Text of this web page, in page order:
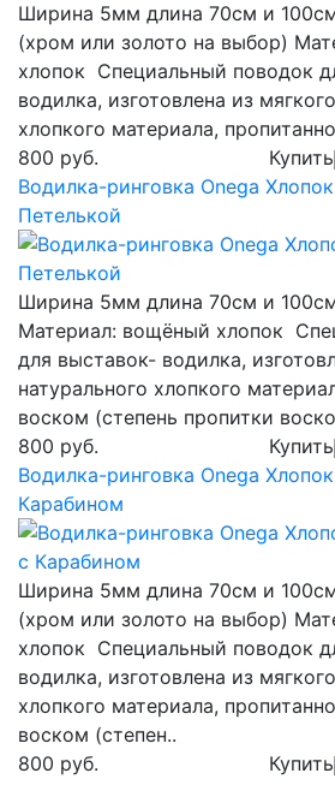
Ширина 5мм длина 70см и
(хром или золото на выбор)
хлопок Специальный поводок
водилка, изготовлена из
хлопкого материала,
800 руб.
Купить
Водилка-ринговка Onega
Петелькой
Ширина 5мм длина 70см и
Материал: вощёный хлопок
для выставок- водилка,
натурального хлопкого
воском (степень пропитки
800 руб.
Купить
Водилка-ринговка Onega
Карабином
Ширина 5мм длина 70см и
(хром или золото на выбор)
хлопок Специальный поводок
водилка, изготовлена из
хлопкого материала,
воском (степен..
800 руб.
Купить